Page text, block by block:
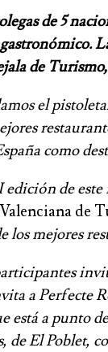
de 5
de
el
como
de
de
los mejores
a Perfecte
está a punto
El Poblet,